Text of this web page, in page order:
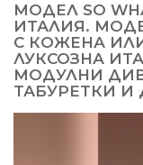
МОДЕЛ SO
ИТАЛИЯ.
С КОЖЕНА
ЛУКСОЗНА
МОДУЛНИ
ТАБУРЕТКИ И